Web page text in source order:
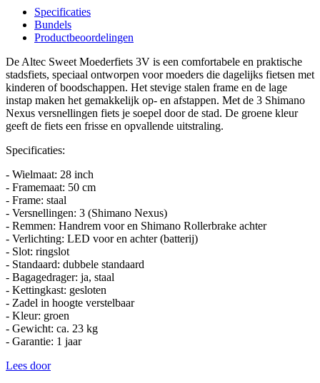
Specificaties
Bundels
Productbeoordelingen
De Altec Sweet Moederfiets 3V is een comfortabele en praktische
stadsfiets, speciaal ontworpen voor moeders die dagelijks fietsen met
kinderen of boodschappen. Het stevige stalen frame en de lage
instap maken het gemakkelijk op- en afstappen. Met de 3 Shimano
Nexus versnellingen fiets je soepel door de stad. De groene kleur
geeft de fiets een frisse en opvallende uitstraling.
Specificaties:
- Wielmaat: 28 inch
- Framemaat: 50 cm
- Frame: staal
- Versnellingen: 3 (Shimano Nexus)
- Remmen: Handrem voor en Shimano Rollerbrake achter
- Verlichting: LED voor en achter (batterij)
- Slot: ringslot
- Standaard: dubbele standaard
- Bagagedrager: ja, staal
- Kettingkast: gesloten
- Zadel in hoogte verstelbaar
- Kleur: groen
- Gewicht: ca. 23 kg
- Garantie: 1 jaar
Lees door